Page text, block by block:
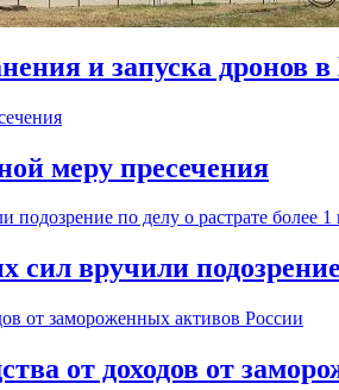
и запуска дронов
меру пресечения
вручили
от доходов от